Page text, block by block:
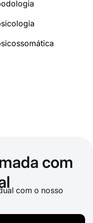
com
com o nosso